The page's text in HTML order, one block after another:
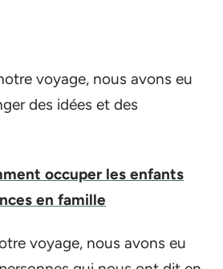
voyage, nous avons eu
des idées et des
occuper les enfants
en famille
voyage, nous avons eu